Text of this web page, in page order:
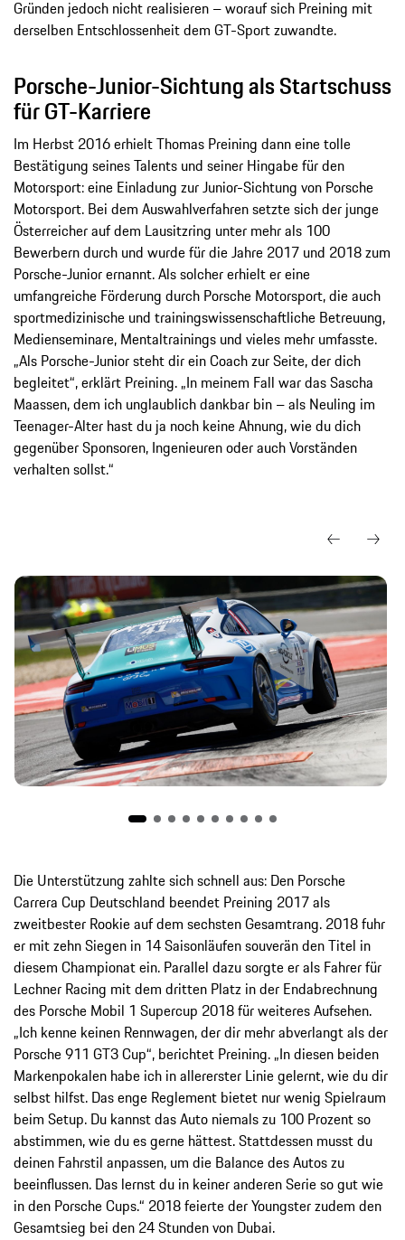
Gründen jedoch nicht realisieren – worauf sich Preining mit
derselben Entschlossenheit dem GT-Sport zuwandte.
Porsche-Junior-Sichtung als Startschuss
für GT-Karriere
Im Herbst 2016 erhielt Thomas Preining dann eine tolle
Bestätigung seines Talents und seiner Hingabe für den
Motorsport: eine Einladung zur Junior-Sichtung von Porsche
Motorsport. Bei dem Auswahlverfahren setzte sich der junge
Österreicher auf dem Lausitzring unter mehr als 100
Bewerbern durch und wurde für die Jahre 2017 und 2018 zum
Porsche-Junior ernannt. Als solcher erhielt er eine
umfangreiche Förderung durch Porsche Motorsport, die auch
sportmedizinische und trainingswissenschaftliche Betreuung,
Medienseminare, Mentaltrainings und vieles mehr umfasste.
„Als Porsche-Junior steht dir ein Coach zur Seite, der dich
begleitet“, erklärt Preining. „In meinem Fall war das Sascha
Maassen, dem ich unglaublich dankbar bin – als Neuling im
Teenager-Alter hast du ja noch keine Ahnung, wie du dich
gegenüber Sponsoren, Ingenieuren oder auch Vorständen
verhalten sollst.“
Die Unterstützung zahlte sich schnell aus: Den Porsche
Carrera Cup Deutschland beendet Preining 2017 als
zweitbester Rookie auf dem sechsten Gesamtrang. 2018 fuhr
er mit zehn Siegen in 14 Saisonläufen souverän den Titel in
diesem Championat ein. Parallel dazu sorgte er als Fahrer für
Lechner Racing mit dem dritten Platz in der Endabrechnung
des Porsche Mobil 1 Supercup 2018 für weiteres Aufsehen.
„Ich kenne keinen Rennwagen, der dir mehr abverlangt als der
Porsche 911 GT3 Cup“, berichtet Preining. „In diesen beiden
Markenpokalen habe ich in allererster Linie gelernt, wie du dir
selbst hilfst. Das enge Reglement bietet nur wenig Spielraum
beim Setup. Du kannst das Auto niemals zu 100 Prozent so
abstimmen, wie du es gerne hättest. Stattdessen musst du
deinen Fahrstil anpassen, um die Balance des Autos zu
beeinflussen. Das lernst du in keiner anderen Serie so gut wie
in den Porsche Cups.“ 2018 feierte der Youngster zudem den
Gesamtsieg bei den 24 Stunden von Dubai.